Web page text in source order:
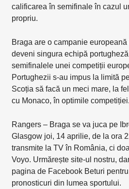
calificarea în semifinale în cazul
propriu.
Braga are o campanie
deveni singura echipă
semifinalele unei competiții
Portughezii s-au impus la limită
Scoția să facă un meci mare, la
cu Monaco, în optimile competiției.
Rangers – Braga se va juca pe
Glasgow joi, 14 aprilie, de la ora
transmite la TV în România, ci
Voyo. Urmărește site-ul nostru,
pagina de Facebook Beturi
pronosticuri din lumea sportului.